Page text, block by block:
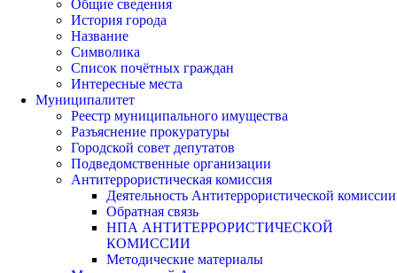
Общие сведения
История города
Название
Символика
Список почётных граждан
Интересные места
Муниципалитет
Реестр муниципального имущества
Разъяснение прокуратуры
Городской совет депутатов
Подведомственные организации
Антитеррористическая комиссия
Деятельность Антитеррористической комиссии
Обратная связь
НПА АНТИТЕРРОРИСТИЧЕСКОЙ
КОМИССИИ
Методические материалы